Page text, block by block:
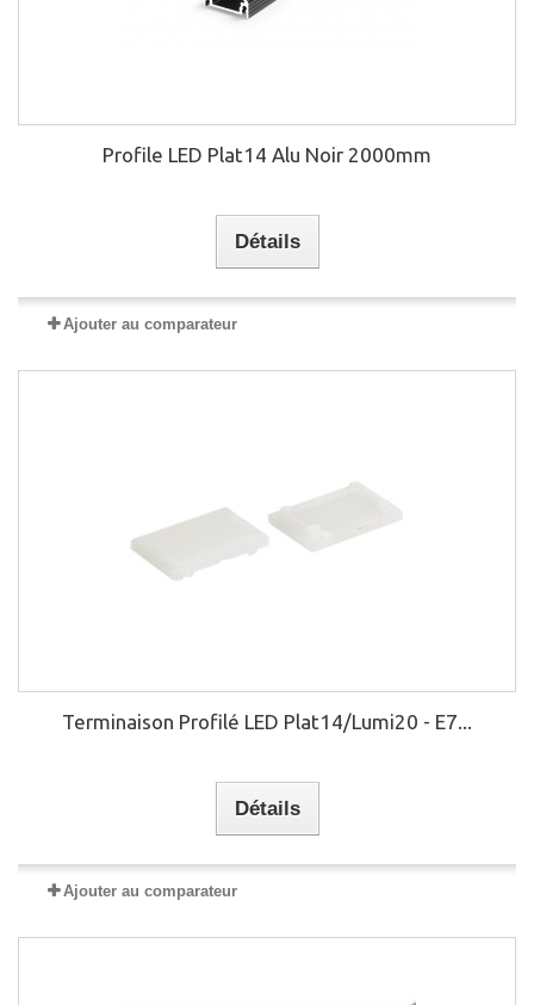
Profile LED Plat14 Alu Noir 2000mm
Détails
Ajouter au comparateur
Terminaison Profilé LED Plat14/Lumi20 - E7...
Détails
Ajouter au comparateur